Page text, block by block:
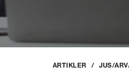
ARTIKLER / JUS/